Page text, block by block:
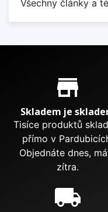
Všechny články a
Proč nakupovat
store_mall_directory
Skladem je
Tisíce produktů
přímo v
Objednáte dnes,
zítra.
local_shipping